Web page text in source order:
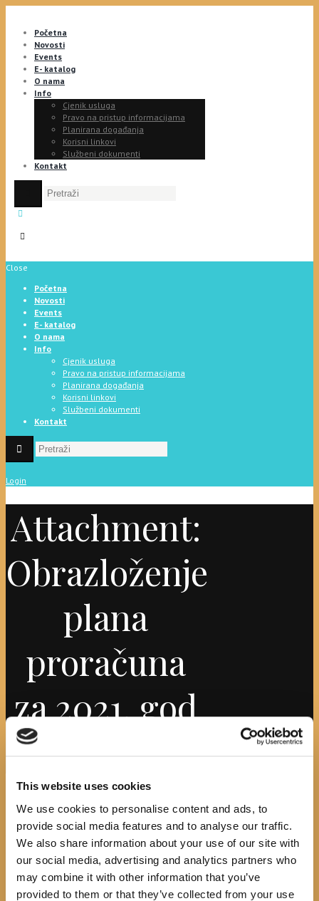
This website uses cookies
We use cookies to personalise content and ads, to
provide social media features and to analyse our traffic.
We also share information about your use of our site with
our social media, advertising and analytics partners who
may combine it with other information that you’ve
provided to them or that they’ve collected from your use
Početna
Novosti
Events
E- katalog
O nama
Info
Cjenik usluga
Pravo na pristup informacijama
Planirana događanja
Korisni linkovi
Službeni dokumenti
Kontakt
Close
Početna
Novosti
Events
E- katalog
O nama
Info
Cjenik usluga
Pravo na pristup informacijama
Planirana događanja
Korisni linkovi
Službeni dokumenti
Kontakt
Login
Attachment:
Obrazloženje
plana
proračuna
za 2021. god
Početna
Obrazloženje plana proračuna za...
Obrazloženje
plana proračuna
za 2021. god